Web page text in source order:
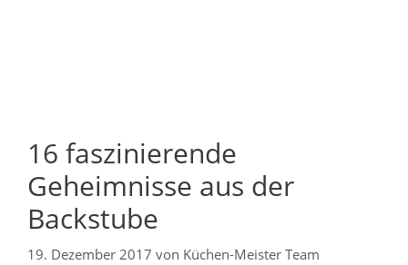
16 faszinierende
Geheimnisse aus der
Backstube
19. Dezember 2017 von Küchen-Meister Team